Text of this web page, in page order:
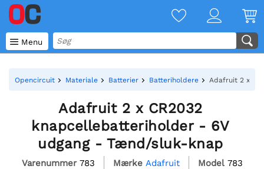
 Menu
Opencircuit Materiale Batterier Batteriholdere Adafruit 2 x
Adafruit 2 x CR2032
knapcellebatteriholder - 6V
udgang - Tænd/sluk-knap
Varenummer 783 Mærke Adafruit Model 783